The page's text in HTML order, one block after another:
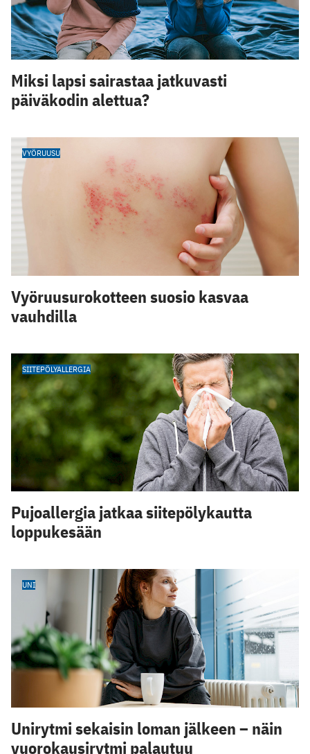
Miksi lapsi sairastaa jatkuvasti
päiväkodin alettua?
VYÖRUUSU
Vyöruusurokotteen suosio kasvaa
vauhdilla
SIITEPÖLYALLERGIA
Pujoallergia jatkaa siitepölykautta
loppukesään
UNI
Unirytmi sekaisin loman jälkeen – näin
vuorokausirytmi palautuu